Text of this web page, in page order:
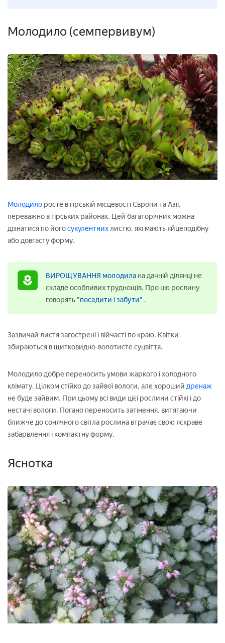
Молодило (семпервивум)
Молодило росте в гірській місцевості Європи та Азії,
переважно в гірських районах. Цей багаторічник можна
дізнатися по йогосукулентнихлистю, які мають яйцеподібну
або довгасту форму.
ВИРОЩУВАННЯ молодила на дачній ділянці не
складе особливих труднощів. Про цю рослину
говорять "посадити і забути" .
Зазвичай листя загострені і війчасті по краю. Квітки
збираються в щитковидно-волотисте суцвіття.
Молодило добре переносить умови жаркого і холодного
клімату. Цілком стійко до зайвої вологи, але хороший дренаж
не буде зайвим. При цьому всі види цієї рослини стійкі і до
нестачі вологи. Погано переносить затінення, витягаючи
ближче до сонячного світла рослина втрачає свою яскраве
забарвлення і компактну форму.
Яснотка